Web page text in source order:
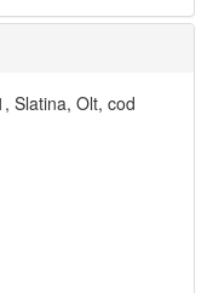
Slatina, Olt, cod